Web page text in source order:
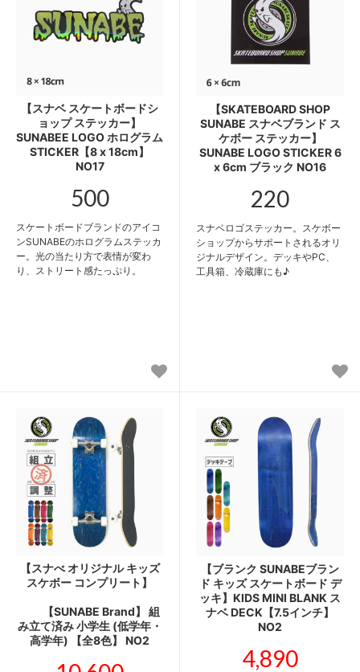
【スナベ スケートボードシ
ョップ ステッカー】
SUNABEE LOGO ホログラム
STICKER【8 x 18cm】
NO17
500
スケートボードブランドのアイコ
ンSUNABEのホログラムステッカ
ー。光の当たり方で表情が変わ
り、ストリート感たっぷり。
【SKATEBOARD SHOP
SUNABE スナベブランド ス
ケボー ステッカー】
SUNABE LOGO STICKER 6
x 6cm ブラック NO16
220
スナベロゴステッカー。スケボー
ショップからサポートされるオリ
ジナルデザイン。デッキやPC、
工具箱、冷蔵庫にも♪
【スナべ オリジナル キッズ
スケボー コンプリート】
【SUNABE Brand】 組
み立て済み 小学生 (低学年・
高学年) 【全8色】 NO2
【ブランク SUNABEブラン
ド キッズ スケートボード デ
ッキ】KIDS MINI BLANK ス
ナベ DECK【7.5インチ】
NO2
4,890